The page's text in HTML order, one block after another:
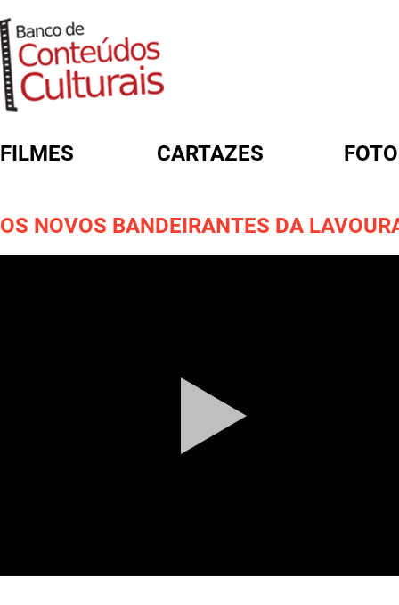
FILMES CARTAZES
OS NOVOS BANDEIRANTES DA